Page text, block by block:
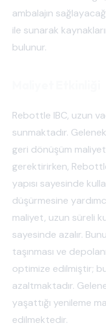
ambalajın
ile sunarak
bulunur.
Rebottle IBC, uzun
sunmaktadır.
geri dönüşüm
gerektirirken,
yapısı sayesinde
düşürmesine
maliyet, uzun süreli
sayesinde azalır.
taşınması ve
optimize edilmiştir;
azaltmaktadır.
yaşattığı yenileme
edilmektedir.